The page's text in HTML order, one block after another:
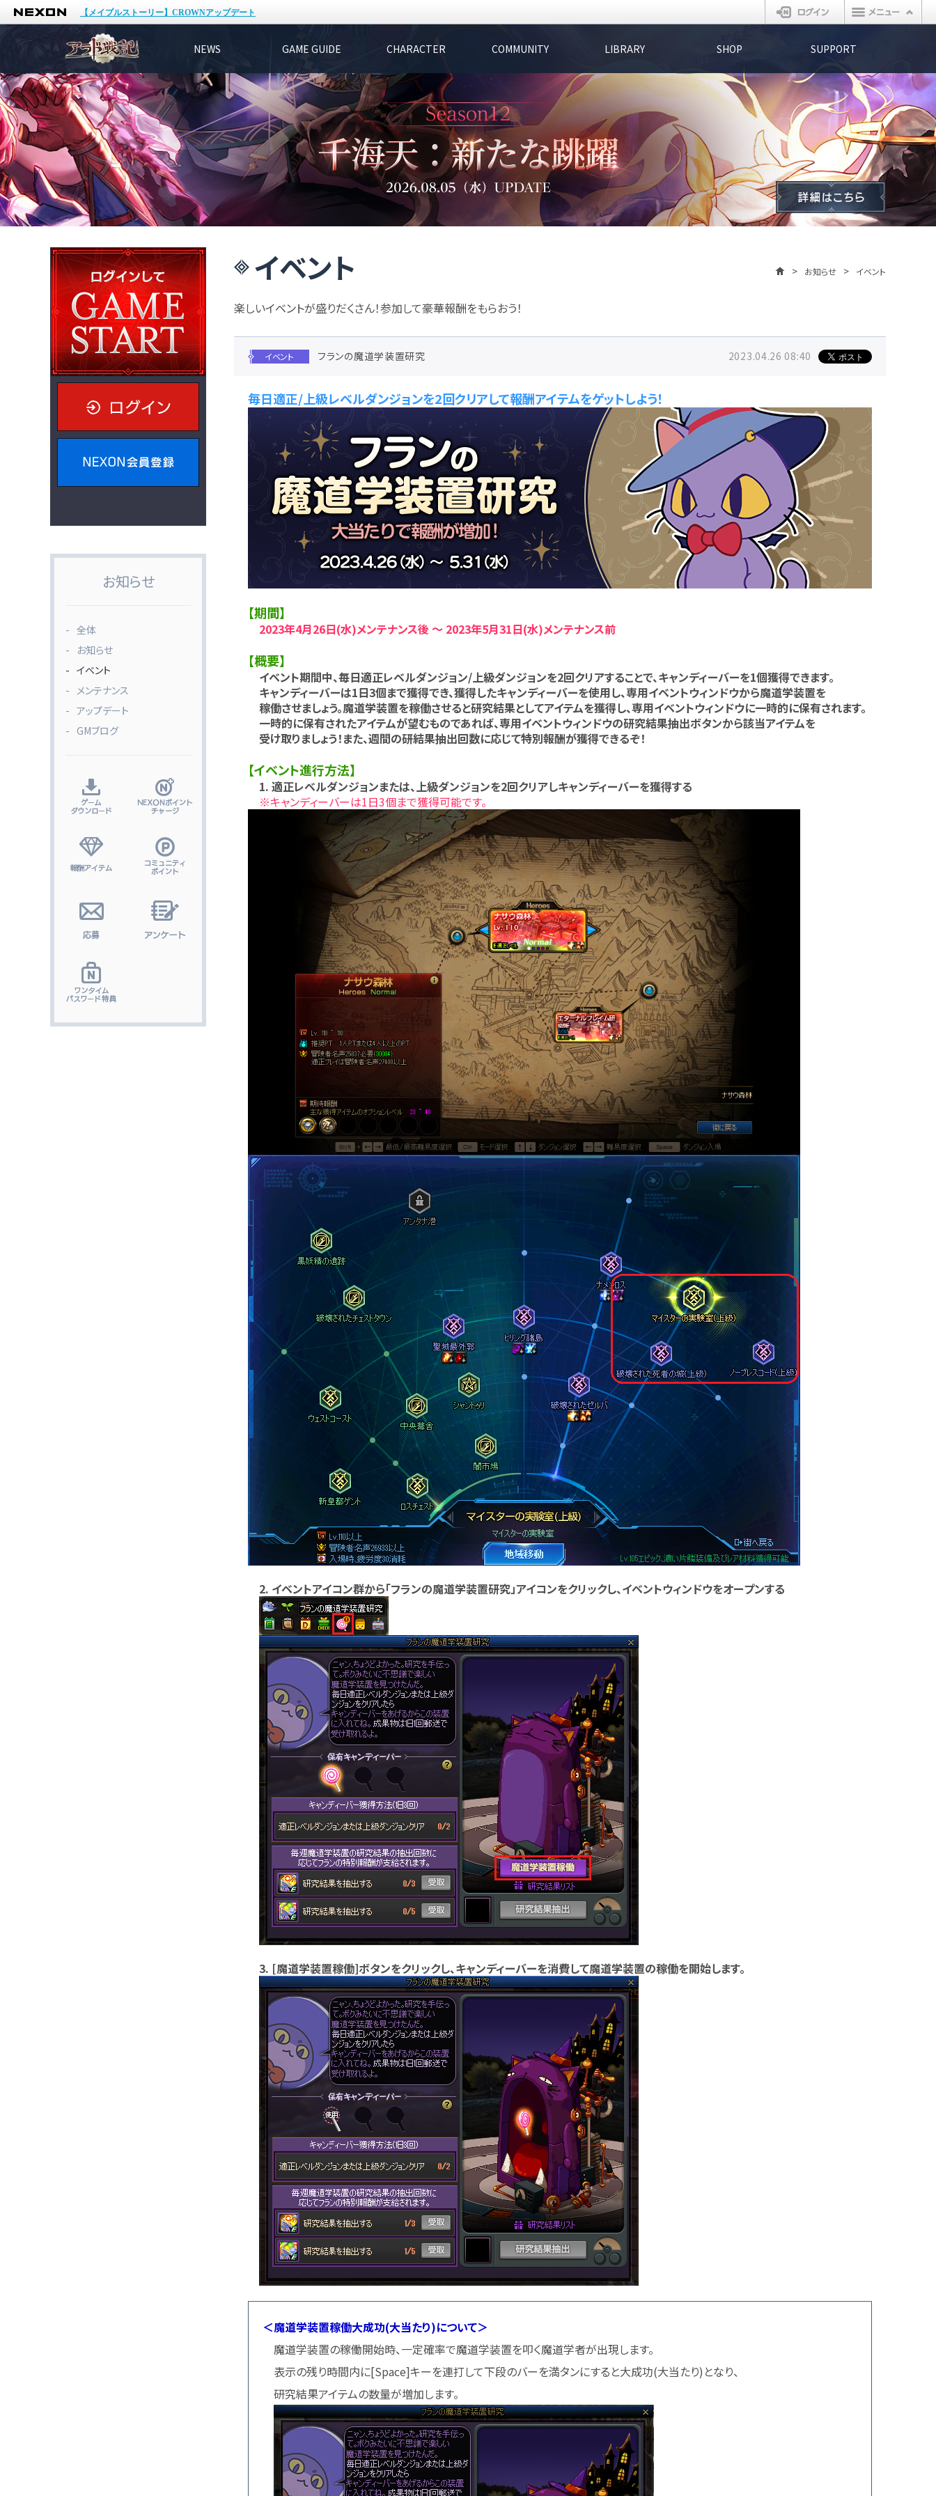
NEXON
【メイプルストーリー】CROWNアップデート
ログイン
NEWS GAME GUIDE CHARACTER COMMUNITY LIBRARY SHOP SUPPORT
イベント お知らせ イベント
楽しいイベントが盛りだくさん！参加して豪華報酬をもらおう！
イベント フランの魔道学装置研究 2023.04.26 08:40
毎日適正/上級レベルダンジョンを2回クリアして報酬アイテムをゲットしよう！
【期間】
2023年4月26日(水)メンテナンス後 ～ 2023年5月31日(水)メンテナンス前
【概要】
イベント期間中、毎日適正レベルダンジョン/上級ダンジョンを2回クリアすることで、キャンディーバーを1個獲得できます。
キャンディーバーは1日3個まで獲得でき、獲得したキャンディーバーを使用し、専用イベントウィンドウから魔道学装置を
稼働させましょう。魔道学装置を稼働させると研究結果としてアイテムを獲得し、専用イベントウィンドウに一時的に保有されます。
一時的に保有されたアイテムが望むものであれば、専用イベントウィンドウの研究結果抽出ボタンから該当アイテムを
受け取りましょう！また、週間の研結果抽出回数に応じて特別報酬が獲得できるぞ！
【イベント進行方法】
1. 適正レベルダンジョンまたは、上級ダンジョンを2回クリアしキャンディーバーを獲得する
※キャンディーバーは1日3個まで獲得可能です。
2. イベントアイコン群から「フランの魔道学装置研究」アイコンをクリックし、イベントウィンドウをオープンする
3. [魔道学装置稼働]ボタンをクリックし、キャンディーバーを消費して魔道学装置の稼働を開始します。
＜魔道学装置稼働大成功(大当たり)について＞
魔道学装置の稼働開始時、一定確率で魔道学装置を叩く魔道学者が出現します。
表示の残り時間内に[Space]キーを連打して下段のバーを満タンにすると大成功(大当たり)となり、
研究結果アイテムの数量が増加します。
お知らせ
全体
お知らせ
イベント
メンテナンス
アップデート
GMブログ